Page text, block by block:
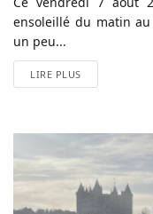
ensoleillé du matin
un peu...
LIRE PLUS